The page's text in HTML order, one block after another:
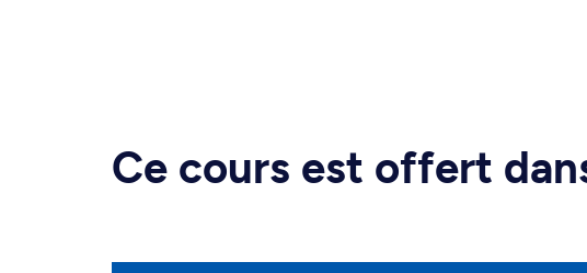
Ce cours est offert